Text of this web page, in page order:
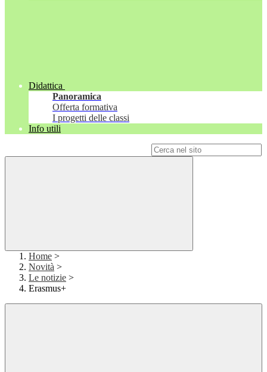
Didattica
Panoramica
Offerta formativa
I progetti delle classi
Info utili
Home >
Novità >
Le notizie >
Erasmus+